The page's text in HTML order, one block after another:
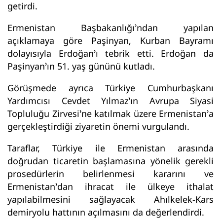
getirdi.
Ermenistan Başbakanlığı’ndan yapılan
açıklamaya göre Paşinyan, Kurban Bayramı
dolayısıyla Erdoğan’ı tebrik etti. Erdoğan da
Paşinyan’ın 51. yaş gününü kutladı.
Görüşmede ayrıca Türkiye Cumhurbaşkanı
Yardımcısı Cevdet Yılmaz’ın Avrupa Siyasi
Topluluğu Zirvesi’ne katılmak üzere Ermenistan’a
gerçekleştirdiği ziyaretin önemi vurgulandı.
Taraflar, Türkiye ile Ermenistan arasında
doğrudan ticaretin başlamasına yönelik gerekli
prosedürlerin belirlenmesi kararını ve
Ermenistan’dan ihracat ile ülkeye ithalat
yapılabilmesini sağlayacak Ahılkelek-Kars
demiryolu hattının açılmasını da değerlendirdi.